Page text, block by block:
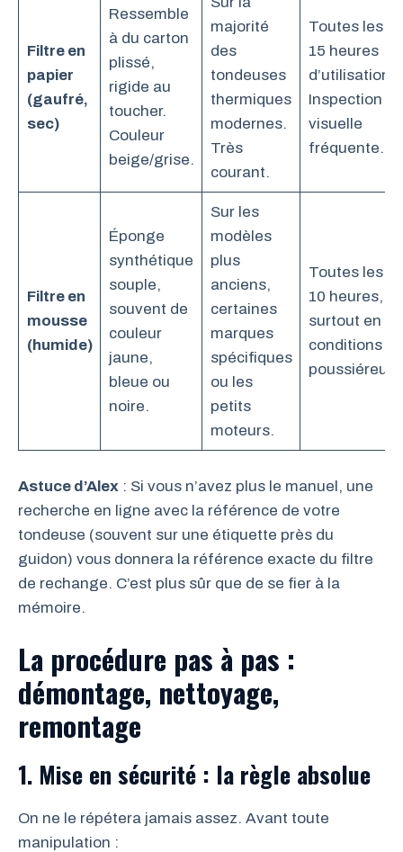
Filtre en
papier
(gaufré,
sec)
Ressemble
à du carton
plissé,
rigide au
toucher.
Couleur
beige/grise.
majorité
des
tondeuses
thermiques
modernes.
Très
courant.
Toutes les
15 heures
d’utilisation.
Inspection
visuelle
fréquente.
Filtre en
mousse
(humide)
Éponge
synthétique
souple,
souvent de
couleur
jaune,
bleue ou
noire.
Sur les
modèles
plus
anciens,
certaines
marques
spécifiques
ou les
petits
moteurs.
Toutes les 5-
10 heures,
surtout en
conditions
Astuce d’Alex : Si vous n’avez plus le manuel, une
recherche en ligne avec la référence de votre
tondeuse (souvent sur une étiquette près du
guidon) vous donnera la référence exacte du filtre
de rechange. C’est plus sûr que de se fier à la
mémoire.
La procédure pas à pas :
démontage, nettoyage,
remontage
1. Mise en sécurité : la règle absolue
On ne le répétera jamais assez. Avant toute
manipulation :